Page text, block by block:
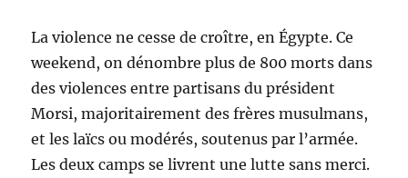
La violence ne cesse de croître, en Égypte. Ce
weekend, on dénombre plus de 800 morts dans
des violences entre partisans du président
Morsi, majoritairement des frères musulmans,
et les laïcs ou modérés, soutenus par l’armée.
Les deux camps se livrent une lutte sans merci.